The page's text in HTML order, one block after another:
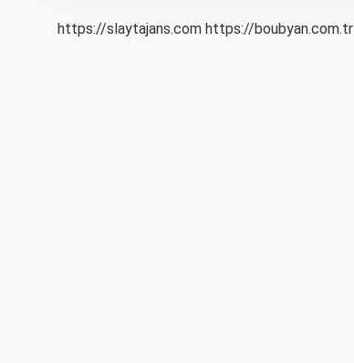
https://slaytajans.com https://boubyan.com.tr